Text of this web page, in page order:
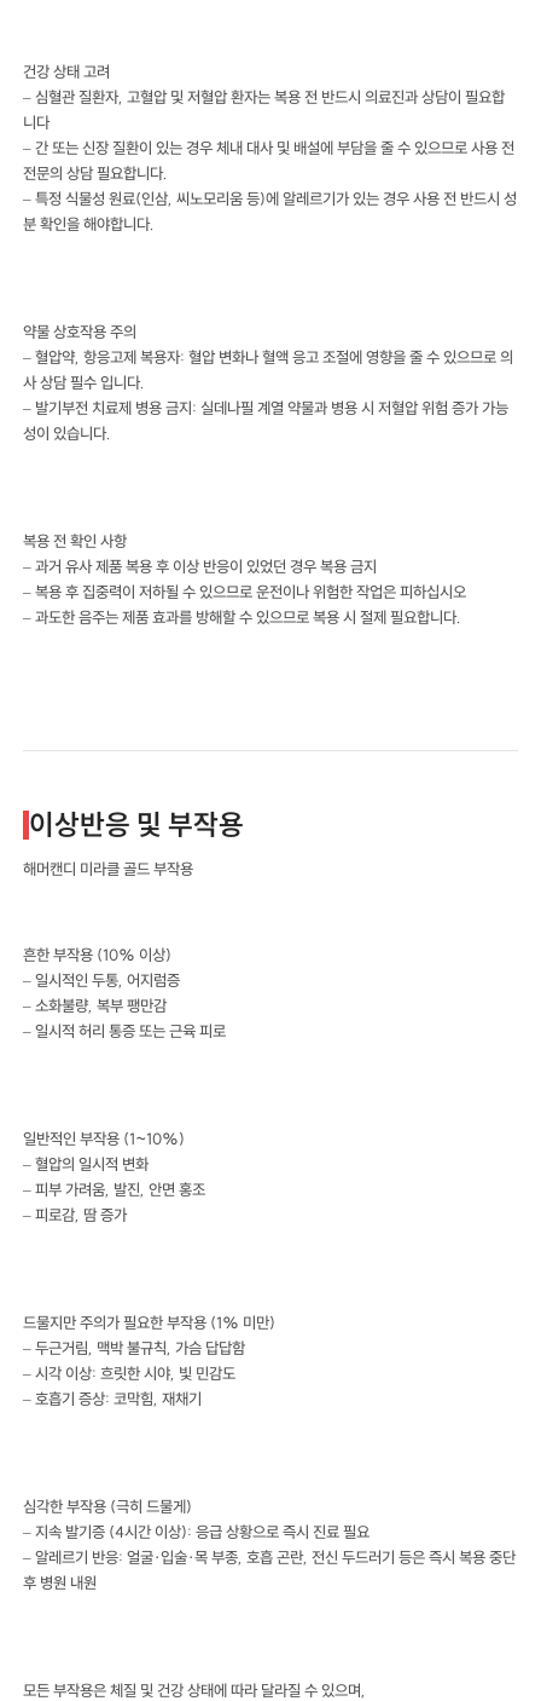
건강 상태 고려
– 심혈관 질환자, 고혈압 및 저혈압 환자는 복용 전 반드시 의료진과 상담이 필요합
니다
– 간 또는 신장 질환이 있는 경우 체내 대사 및 배설에 부담을 줄 수 있으므로 사용 전
전문의 상담 필요합니다.
– 특정 식물성 원료(인삼, 씨노모리움 등)에 알레르기가 있는 경우 사용 전 반드시 성
분 확인을 해야합니다.
약물 상호작용 주의
– 혈압약, 항응고제 복용자: 혈압 변화나 혈액 응고 조절에 영향을 줄 수 있으므로 의
사 상담 필수 입니다.
– 발기부전 치료제 병용 금지: 실데나필 계열 약물과 병용 시 저혈압 위험 증가 가능
성이 있습니다.
복용 전 확인 사항
– 과거 유사 제품 복용 후 이상 반응이 있었던 경우 복용 금지
– 복용 후 집중력이 저하될 수 있으므로 운전이나 위험한 작업은 피하십시오
– 과도한 음주는 제품 효과를 방해할 수 있으므로 복용 시 절제 필요합니다.
이상반응 및 부작용
해머캔디 미라클 골드 부작용
흔한 부작용 (10% 이상)
– 일시적인 두통, 어지럼증
– 소화불량, 복부 팽만감
– 일시적 허리 통증 또는 근육 피로
일반적인 부작용 (1~10%)
– 혈압의 일시적 변화
– 피부 가려움, 발진, 안면 홍조
– 피로감, 땀 증가
드물지만 주의가 필요한 부작용 (1% 미만)
– 두근거림, 맥박 불규칙, 가슴 답답함
– 시각 이상: 흐릿한 시야, 빛 민감도
– 호흡기 증상: 코막힘, 재채기
심각한 부작용 (극히 드물게)
– 지속 발기증 (4시간 이상): 응급 상황으로 즉시 진료 필요
– 알레르기 반응: 얼굴·입술·목 부종, 호흡 곤란, 전신 두드러기 등은 즉시 복용 중단
후 병원 내원
모든 부작용은 체질 및 건강 상태에 따라 달라질 수 있으며,